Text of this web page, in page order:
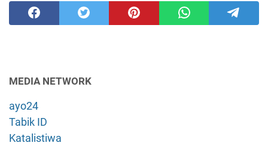
MEDIA NETWORK
ayo24
Tabik ID
Katalistiwa